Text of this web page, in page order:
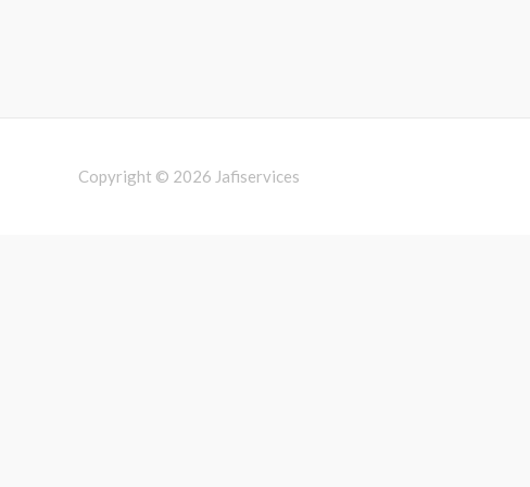
Copyright © 2026 Jafiservices